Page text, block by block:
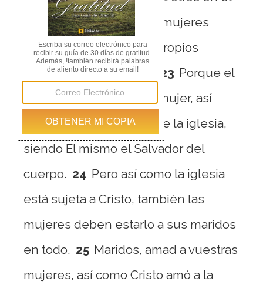
temor de Cristo. 22
Las mujeres
estén sometidas a sus propios
maridos como al Señor.
23 Porque el
marido es cabeza de la mujer, así
como Cristo es cabeza de la iglesia,
siendo El mismo el Salvador del
cuerpo. 24 Pero así como la iglesia
está sujeta a Cristo, también las
mujeres deben estarlo a sus maridos
en todo. 25 Maridos, amad a vuestras
mujeres, así como Cristo amó a la